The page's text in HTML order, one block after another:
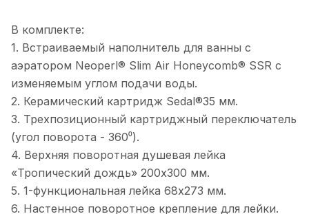
В комплекте:
1. Встраиваемый наполнитель для ванны с
аэратором Neoperl® Slim Air Honeycomb® SSR с
изменяемым углом подачи воды.
2. Керамический картридж Sedal®35 мм.
3. Трехпозиционный картриджный переключатель
(угол поворота - 360⁰).
4. Верхняя поворотная душевая лейка
«Тропический дождь» 200х300 мм.
5. 1-функциональная лейка 68x273 мм.
6. Настенное поворотное крепление для лейки.